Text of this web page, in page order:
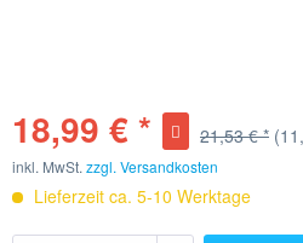
18,99 € * 21,53 € *
inkl. MwSt. zzgl. Versandkosten
Lieferzeit ca. 5-10 Werktage